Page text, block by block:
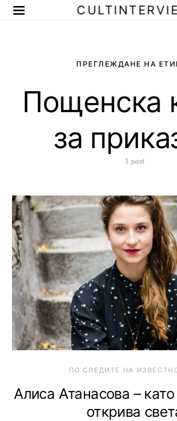
ПРЕГЛЕЖДАНЕ НА
Пощенска
за
1 post
ПО СЛЕДИТЕ НА
Алиса Атанасова –
открива